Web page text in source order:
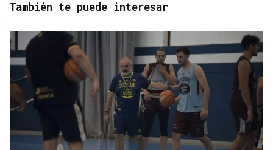
También te puede interesar